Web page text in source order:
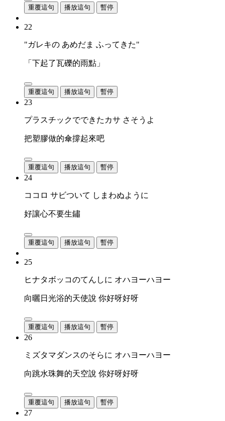
重覆這句 播放這句 暫停
22
"ガレキの あめだま ふってきた"
「下起了瓦礫的雨點」
重覆這句 播放這句 暫停
23
プラスチックでできたカサ さそうよ
把塑膠做的傘撐起來吧
重覆這句 播放這句 暫停
24
ココロ サビついて しまわぬように
好讓心不要生鏽
重覆這句 播放這句 暫停
25
ヒナタボッコのてんしに オハヨーハヨー
向曬日光浴的天使說 你好呀好呀
重覆這句 播放這句 暫停
26
ミズタマダンスのそらに オハヨーハヨー
向跳水珠舞的天空說 你好呀好呀
重覆這句 播放這句 暫停
27